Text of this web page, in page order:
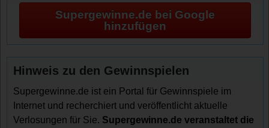
Supergewinne.de bei Google
hinzufügen
Hinweis zu den Gewinnspielen
Supergewinne.de ist ein Portal für Gewinnspiele im
Internet und recherchiert und veröffentlicht aktuelle
Verlosungen für Sie. Supergewinne.de veranstaltet die